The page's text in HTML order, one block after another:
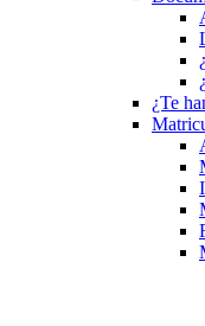
¿Te